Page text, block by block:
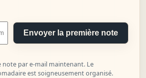
Envoyer la première note
note par e-mail maintenant. Le
est soigneusement organisé.